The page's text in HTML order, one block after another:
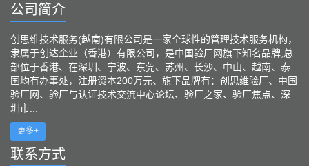
公司简介
创思维技术服务(越南)有限公司是一家全球性的管理技术服务机构，
隶属于创达企业（香港）有限公司，是中国验厂网旗下知名品牌,总
部位于香港、在深圳、宁波、东莞、苏州、长沙、中山、越南、泰
国均有办事处，注册资本200万元、旗下品牌有：创思维验厂、中国
验厂网、验厂与认证技术交流中心论坛、验厂之家、验厂焦点、深
圳市...
更多+
联系方式